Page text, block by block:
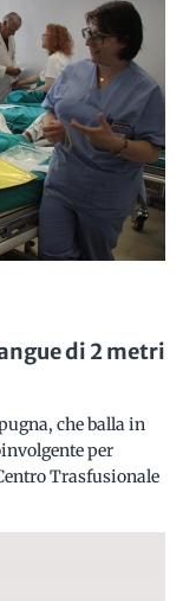
di 2 metri
che balla in
per
Trasfusionale